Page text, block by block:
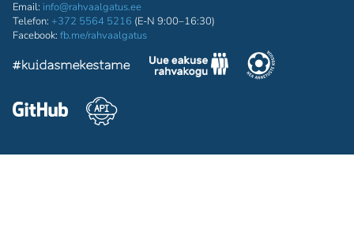
Email: info@rahvaalgatus.ee
Telefon: +372 5564 5216 (E-N 9:00–16:30)
Facebook: fb.me/rahvaalgatus